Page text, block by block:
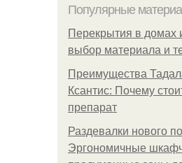
Популярные
Перекрытия в домах
выбор материала и
Преимущества
Ксантис: Почему
препарат
Раздевалки нового
Эргономичные